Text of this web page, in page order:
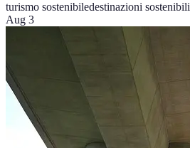
turismo sostenibiledestinazioni sostenibili
Aug 3